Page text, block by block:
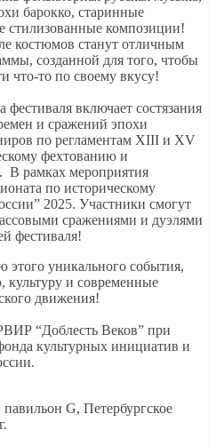
барокко, старинные
стилизованные композиции!
костюмов станут отличным
созданной для того, чтобы
что-то по своему вкусу!
включает состязания
и сражений эпохи
по регламентам XIII и XV
фехтованию и
рамках мероприятия
по историческому
2025. Участники смогут
сражениями и дуэлями
фестиваля!
этого уникального события,
культуру и современные
движения!
“Доблесть Веков” при
культурных инициатив и
G, Петербургское